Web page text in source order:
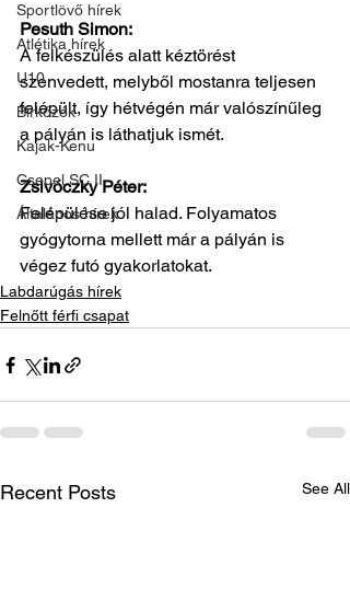
Sportlövő hírek
Atlétika hírek
U10
Birkózók
Kajak-Kenu
Csepel SC II
Általános hírek
Pesuth Simon:
A felkészülés alatt kéztörést
szenvedett, melyből mostanra teljesen
felépült, így hétvégén már valószínűleg
a pályán is láthatjuk ismét.
Zsivóczky Péter:
Felépülése jól halad. Folyamatos
gyógytorna mellett már a pályán is
végez futó gyakorlatokat.
Labdarúgás hírek
Felnőtt férfi csapat
Recent Posts See All